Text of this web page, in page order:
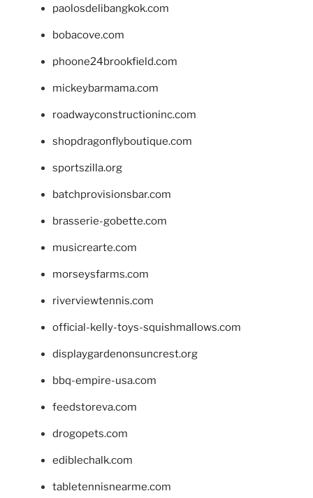
paolosdelibangkok.com
bobacove.com
phoone24brookfield.com
mickeybarmama.com
roadwayconstructioninc.com
shopdragonflyboutique.com
sportszilla.org
batchprovisionsbar.com
brasserie-gobette.com
musicrearte.com
morseysfarms.com
riverviewtennis.com
official-kelly-toys-squishmallows.com
displaygardenonsuncrest.org
bbq-empire-usa.com
feedstoreva.com
drogopets.com
ediblechalk.com
tabletennisnearme.com